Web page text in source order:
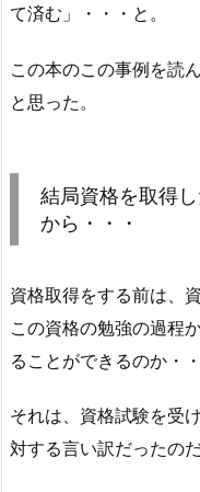
て済む」・・・と。
この本のこの事例を読
と思った。
結局資格を取得
から・・・
資格取得をする前は、
この資格の勉強の過程
ることができるのか・
それは、資格試験を受
対する言い訳だったの